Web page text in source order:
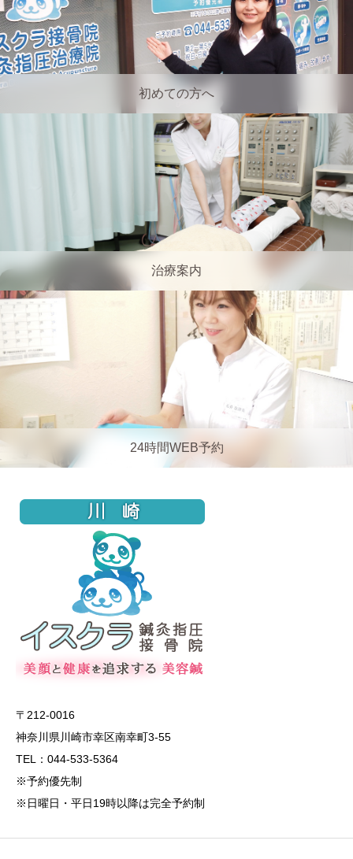
初めての方へ
治療案内
24時間WEB予約
〒212-0016
神奈川県川崎市幸区南幸町3-55
TEL：044-533-5364
※予約優先制
※日曜日・平日19時以降は完全予約制